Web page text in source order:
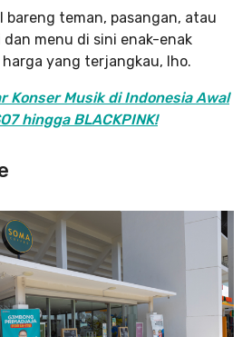
bareng teman, pasangan, atau
dan menu di sini enak-enak
yang terjangkau, lho.
Konser Musik di Indonesia Awal
hingga BLACKPINK!